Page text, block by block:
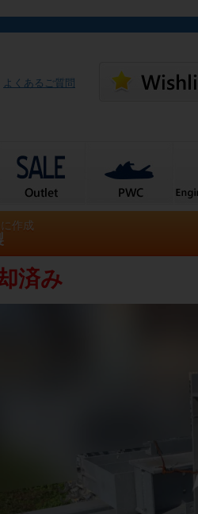
よくあるご質問
作成
済み